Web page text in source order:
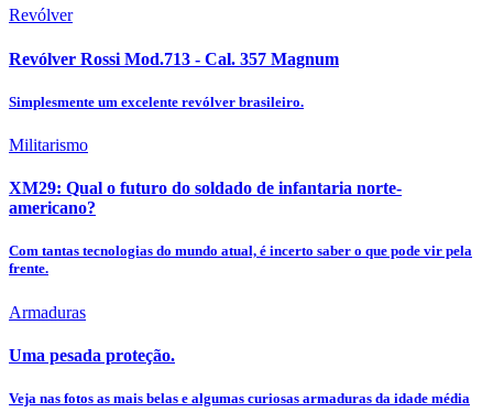
Revólver
Revólver Rossi Mod.713 - Cal. 357 Magnum
Simplesmente um excelente revólver brasileiro.
Militarismo
XM29: Qual o futuro do soldado de infantaria norte-
americano?
Com tantas tecnologias do mundo atual, é incerto saber o que pode vir pela
frente.
Armaduras
Uma pesada proteção.
Veja nas fotos as mais belas e algumas curiosas armaduras da idade média